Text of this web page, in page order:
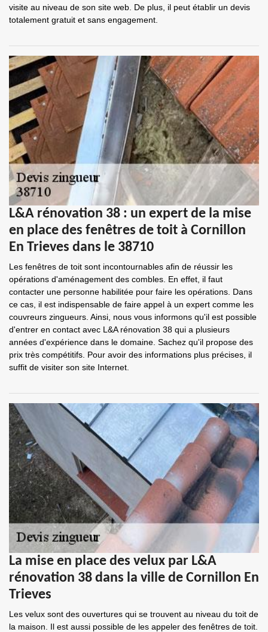
visite au niveau de son site web. De plus, il peut établir un devis
totalement gratuit et sans engagement.
L&A rénovation 38 : un expert de la mise
en place des fenêtres de toit à Cornillon
En Trieves dans le 38710
Les fenêtres de toit sont incontournables afin de réussir les
opérations d'aménagement des combles. En effet, il faut
contacter une personne habilitée pour faire les opérations. Dans
ce cas, il est indispensable de faire appel à un expert comme les
couvreurs zingueurs. Ainsi, nous vous informons qu'il est possible
d'entrer en contact avec L&A rénovation 38 qui a plusieurs
années d'expérience dans le domaine. Sachez qu'il propose des
prix très compétitifs. Pour avoir des informations plus précises, il
suffit de visiter son site Internet.
La mise en place des velux par L&A
rénovation 38 dans la ville de Cornillon En
Trieves
Les velux sont des ouvertures qui se trouvent au niveau du toit de
la maison. Il est aussi possible de les appeler des fenêtres de toit.